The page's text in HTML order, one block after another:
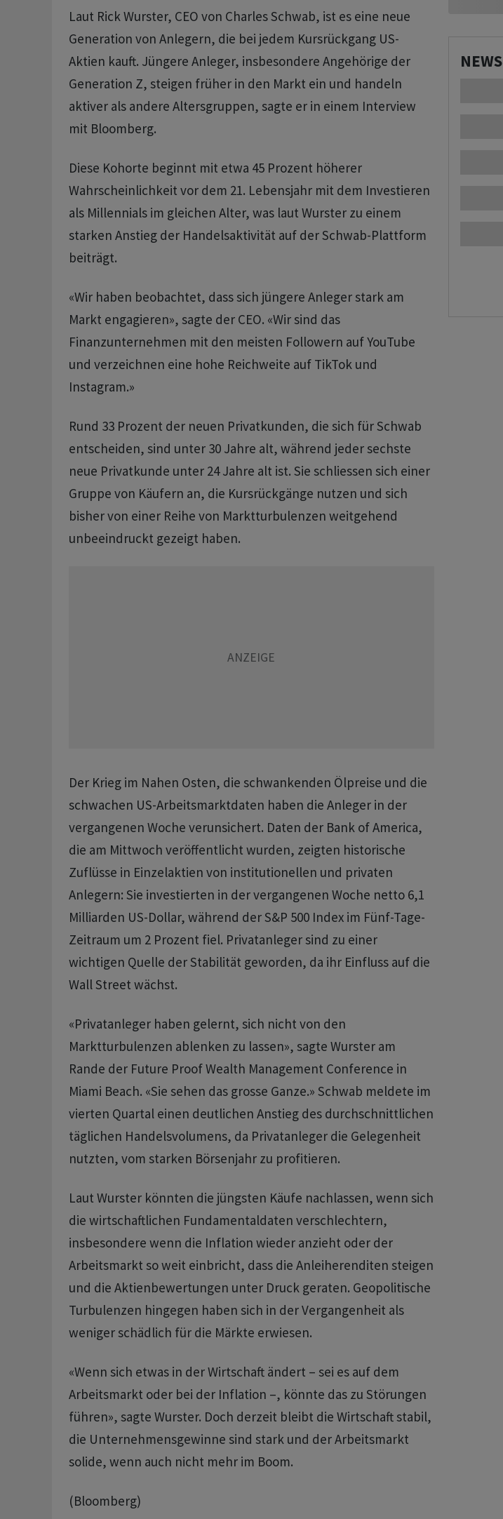
Laut Rick Wurster, CEO von Charles Schwab, ist es eine neue
Generation von Anlegern, die bei jedem Kursrückgang US-
Aktien kauft. Jüngere Anleger, insbesondere Angehörige der
Generation Z, steigen früher in den Markt ein und handeln
aktiver als andere Altersgruppen, sagte er in einem Interview
mit Bloomberg.
Diese Kohorte beginnt mit etwa 45 Prozent höherer
Wahrscheinlichkeit vor dem 21. Lebensjahr mit dem Investieren
als Millennials im gleichen Alter, was laut Wurster zu einem
starken Anstieg der Handelsaktivität auf der Schwab-Plattform
beiträgt.
«Wir haben beobachtet, dass sich jüngere Anleger stark am
Markt engagieren», sagte der CEO. «Wir sind das
Finanzunternehmen mit den meisten Followern auf YouTube
und verzeichnen eine hohe Reichweite auf TikTok und
Instagram.»
Rund 33 Prozent der neuen Privatkunden, die sich für Schwab
entscheiden, sind unter 30 Jahre alt, während jeder sechste
neue Privatkunde unter 24 Jahre alt ist. Sie schliessen sich einer
Gruppe von Käufern an, die Kursrückgänge nutzen und sich
bisher von einer Reihe von Marktturbulenzen weitgehend
unbeeindruckt gezeigt haben.
Der Krieg im Nahen Osten, die schwankenden Ölpreise und die
schwachen US-Arbeitsmarktdaten haben die Anleger in der
vergangenen Woche verunsichert. Daten der Bank of America,
die am Mittwoch veröffentlicht wurden, zeigten historische
Zuflüsse in Einzelaktien von institutionellen und privaten
Anlegern: Sie investierten in der vergangenen Woche netto 6,1
Milliarden US-Dollar, während der S&P 500 Index im Fünf-Tage-
Zeitraum um 2 Prozent fiel. Privatanleger sind zu einer
wichtigen Quelle der Stabilität geworden, da ihr Einfluss auf die
Wall Street wächst.
«Privatanleger haben gelernt, sich nicht von den
Marktturbulenzen ablenken zu lassen», sagte Wurster am
Rande der Future Proof Wealth Management Conference in
Miami Beach. «Sie sehen das grosse Ganze.» Schwab meldete im
vierten Quartal einen deutlichen Anstieg des durchschnittlichen
täglichen Handelsvolumens, da Privatanleger die Gelegenheit
nutzten, vom starken Börsenjahr zu profitieren.
Laut Wurster könnten die jüngsten Käufe nachlassen, wenn sich
die wirtschaftlichen Fundamentaldaten verschlechtern,
insbesondere wenn die Inflation wieder anzieht oder der
Arbeitsmarkt so weit einbricht, dass die Anleiherenditen steigen
und die Aktienbewertungen unter Druck geraten. Geopolitische
Turbulenzen hingegen haben sich in der Vergangenheit als
weniger schädlich für die Märkte erwiesen.
«Wenn sich etwas in der Wirtschaft ändert – sei es auf dem
Arbeitsmarkt oder bei der Inflation –, könnte das zu Störungen
führen», sagte Wurster. Doch derzeit bleibt die Wirtschaft stabil,
die Unternehmensgewinne sind stark und der Arbeitsmarkt
solide, wenn auch nicht mehr im Boom.
(Bloomberg)
NEWS